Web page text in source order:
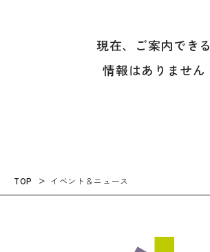
現在、ご案内できる
情報はありません
TOP イベント＆ニュース